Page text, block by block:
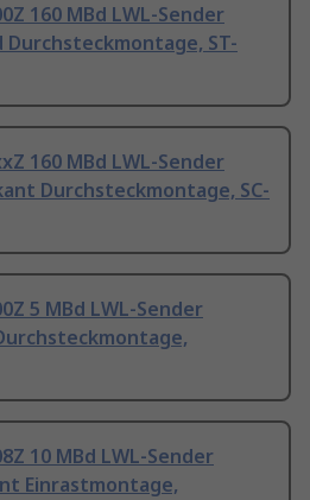
160 MBd LWL-Sender
Durchsteckmontage, ST-
160 MBd LWL-Sender
Durchsteckmontage, SC-
5 MBd LWL-Sender
10 MBd LWL-Sender
Einrastmontage,